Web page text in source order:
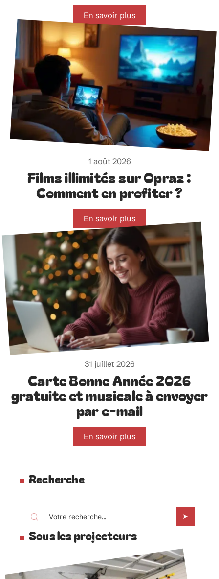
En savoir plus
1 août 2026
Films illimités sur Opraz :
Comment en profiter ?
En savoir plus
31 juillet 2026
Carte Bonne Année 2026
gratuite et musicale à envoyer
par e-mail
En savoir plus
Recherche
Sous les projecteurs